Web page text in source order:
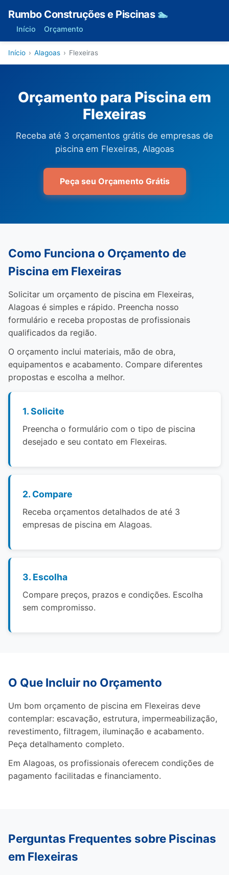
Rumbo Construções e Piscinas 🏊
Início Orçamento
Início › Alagoas › Flexeiras
Orçamento para Piscina em
Flexeiras
Receba até 3 orçamentos grátis de empresas de
piscina em Flexeiras, Alagoas
Peça seu Orçamento Grátis
Como Funciona o Orçamento de
Piscina em Flexeiras
Solicitar um orçamento de piscina em Flexeiras,
Alagoas é simples e rápido. Preencha nosso
formulário e receba propostas de profissionais
qualificados da região.
O orçamento inclui materiais, mão de obra,
equipamentos e acabamento. Compare diferentes
propostas e escolha a melhor.
1. Solicite
Preencha o formulário com o tipo de piscina
desejado e seu contato em Flexeiras.
2. Compare
Receba orçamentos detalhados de até 3
empresas de piscina em Alagoas.
3. Escolha
Compare preços, prazos e condições. Escolha
sem compromisso.
O Que Incluir no Orçamento
Um bom orçamento de piscina em Flexeiras deve
contemplar: escavação, estrutura, impermeabilização,
revestimento, filtragem, iluminação e acabamento.
Peça detalhamento completo.
Em Alagoas, os profissionais oferecem condições de
pagamento facilitadas e financiamento.
Perguntas Frequentes sobre Piscinas
em Flexeiras